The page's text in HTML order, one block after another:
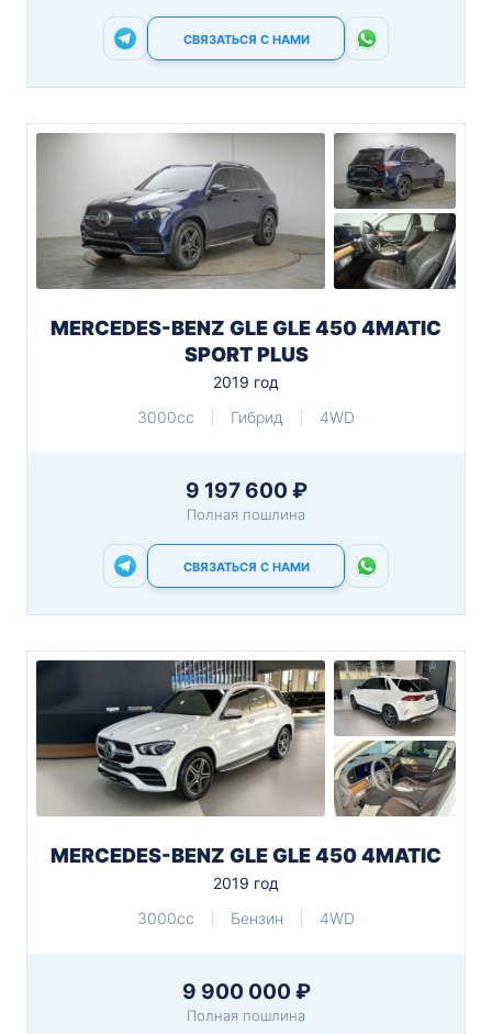
СВЯЗАТЬСЯ С НАМИ
MERCEDES-BENZ GLE GLE 450 4MATIC
SPORT PLUS
2019 год
3000cc
Гибрид 4WD
9 197 600 ₽
Полная пошлина
СВЯЗАТЬСЯ С НАМИ
MERCEDES-BENZ GLE GLE 450 4MATIC
2019 год
3000cc
Бензин 4WD
9 900 000 ₽
Полная пошлина